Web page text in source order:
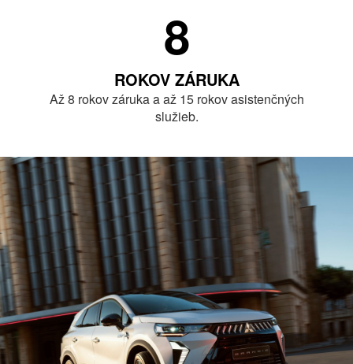
8
ROKOV ZÁRUKA
Až 8 rokov záruka a až 15 rokov asistenčných
služieb.